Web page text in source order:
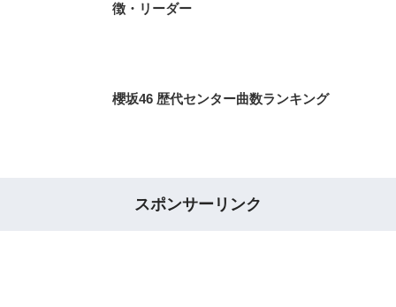
徴・リーダー
櫻坂46 歴代センター曲数ランキング
スポンサーリンク